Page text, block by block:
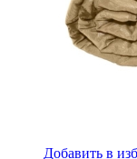
Добавить в